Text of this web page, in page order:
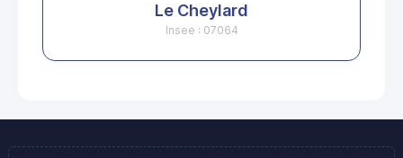
Le Cheylard
Insee : 07064